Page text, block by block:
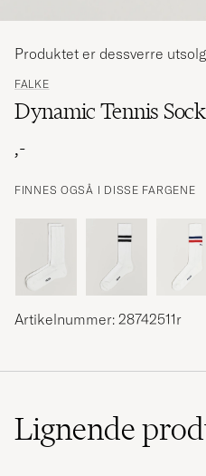
FALKE
Dynamic Tennis
,-
FINNES OGSÅ I DISSE FARGENE
Produktet er dessverre
Artikelnummer: 28742511r
Lignende